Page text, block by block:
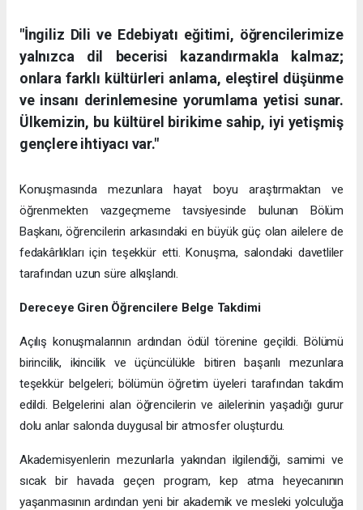
"İngiliz Dili ve Edebiyatı eğitimi, öğrencilerimize
yalnızca dil becerisi kazandırmakla kalmaz;
onlara farklı kültürleri anlama, eleştirel düşünme
ve insanı derinlemesine yorumlama yetisi sunar.
Ülkemizin, bu kültürel birikime sahip, iyi yetişmiş
gençlere ihtiyacı var."
Konuşmasında mezunlara hayat boyu araştırmaktan ve
öğrenmekten vazgeçmeme tavsiyesinde bulunan Bölüm
Başkanı, öğrencilerin arkasındaki en büyük güç olan ailelere de
fedakârlıkları için teşekkür etti. Konuşma, salondaki davetliler
tarafından uzun süre alkışlandı.
Dereceye Giren Öğrencilere Belge Takdimi
Açılış konuşmalarının ardından ödül törenine geçildi. Bölümü
birincilik, ikincilik ve üçüncülükle bitiren başarılı mezunlara
teşekkür belgeleri; bölümün öğretim üyeleri tarafından takdim
edildi. Belgelerini alan öğrencilerin ve ailelerinin yaşadığı gurur
dolu anlar salonda duygusal bir atmosfer oluşturdu.
Akademisyenlerin mezunlarla yakından ilgilendiği, samimi ve
sıcak bir havada geçen program, kep atma heyecanının
yaşanmasının ardından yeni bir akademik ve mesleki yolculuğa